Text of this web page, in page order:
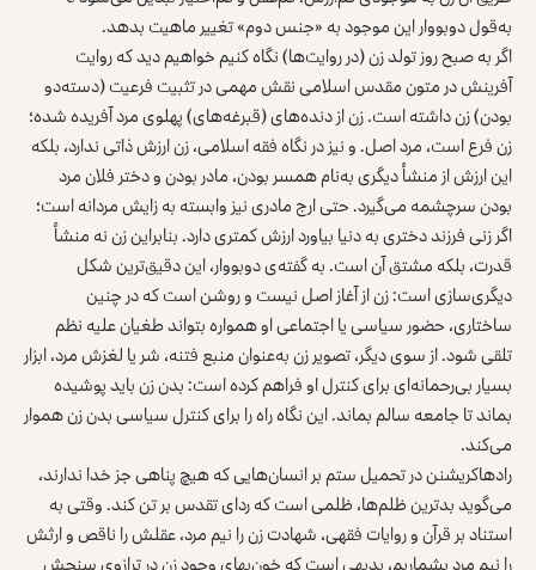
به‌قول دوبووار این موجود به «جنس دوم» تغییر ماهیت بدهد.
اگر به صبح روز تولد زن (در روایت‌ها) نگاه کنیم خواهیم دید که روایت
آفرینش در متون مقدس اسلامی نقش مهمی در تثبیت فرعیت (دسته‌دو
بودن) زن داشته است. زن از دنده‌های (قبرغه‌ها‌ی) پهلوی مرد آفریده شده؛
زن فرع است، مرد اصل. و نیز در نگاه فقه اسلامی، زن ارزش ذاتی ندارد، بلکه
این ارزش از منشأ دیگری به‌نام همسر بودن، مادر بودن و دختر فلان مرد
بودن سرچشمه می‌گیرد. حتی ارج مادری نیز وابسته به زایش مردانه است؛
اگر زنی فرزند دختری به دنیا بیاورد ارزش کمتری دارد. بنابراین زن نه منشأ
قدرت، بلکه مشتق آن است. به گفته‌ی دوبووار، این دقیق‌ترین شکل
دیگری‌سازی است: زن از آغاز اصل نیست و روشن است که در چنین
ساختاری، حضور سیاسی یا اجتماعی او همواره بتواند طغیان علیه نظم
تلقی شود. از سوی دیگر، تصویر زن به‌عنوان منبع فتنه، شر یا لغزش مرد، ابزار
بسیار بی‌رحمانه‌ای برای کنترل او فراهم کرده است: بدن زن باید پوشیده
بماند تا جامعه سالم بماند. این نگاه راه را برای کنترل سیاسی بدن زن هموار
می‌کند.
رادهاکریشنن در تحمیل ستم بر انسان‌هایی که هیچ پناهی جز خدا ندارند،
می‌گوید بدترین ظلم‌ها، ظلمی است که ردای تقدس بر تن کند. وقتی به
استناد بر قرآن و روایات فقهی، شهادت زن را نیم مرد، عقلش را ناقص و ارثش
را نیم مرد بشماریم، بدیهی است که خون‌بهای وجود زن در ترازوی سنجش